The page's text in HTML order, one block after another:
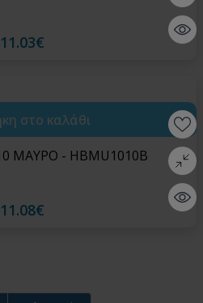
Quick
11.03€
Quick
στο καλάθι
ΜΑΥΡΟ - HBMU1010B
11.08€